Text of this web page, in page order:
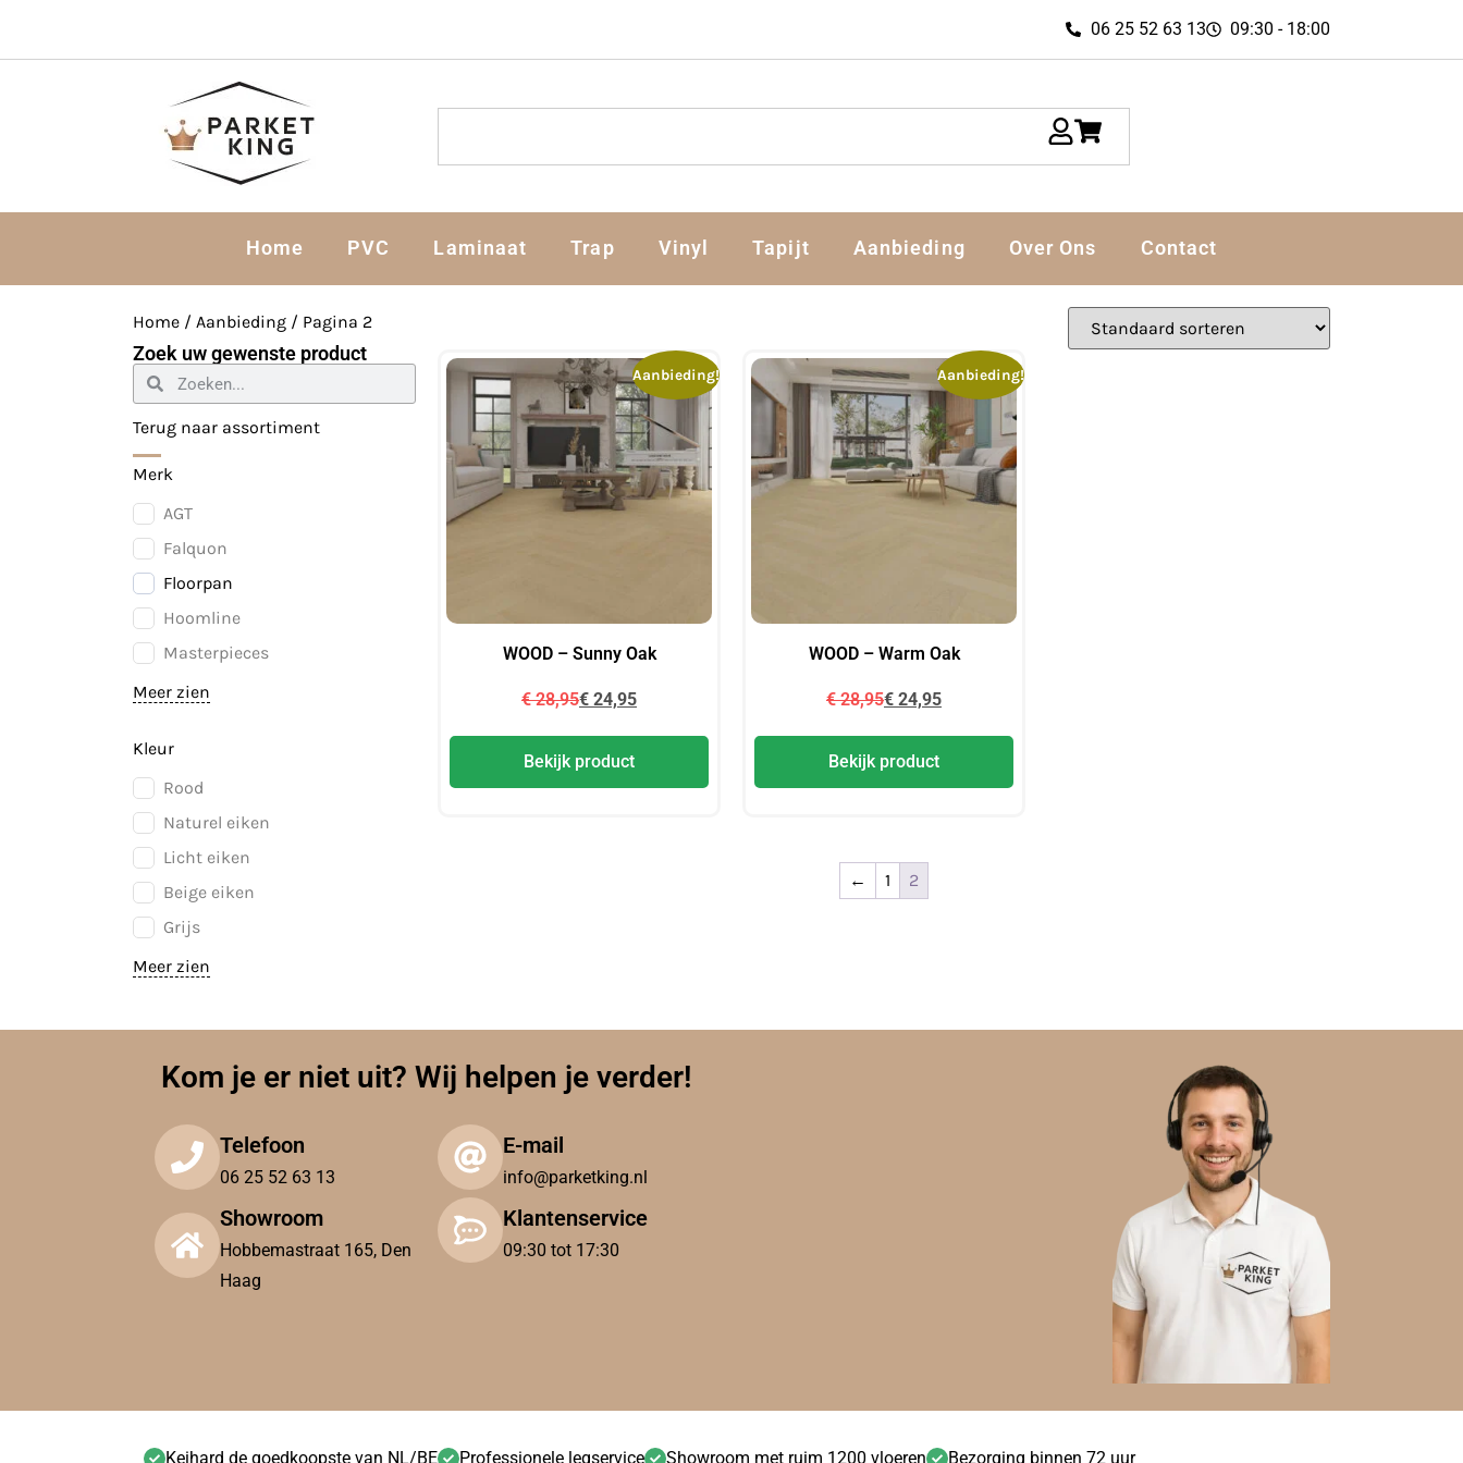
06 25 52 63 13 09:30 - 18:00
Home PVC Laminaat Trap Vinyl Tapijt Aanbieding Over Ons Contact
Home / Aanbieding / Pagina 2
Zoek uw gewenste product
Terug naar assortiment
Merk
AGT
Falquon
Floorpan
Hoomline
Masterpieces
Meer zien
Kleur
Rood
Naturel eiken
Licht eiken
Beige eiken
Grijs
Meer zien
Aanbieding!
WOOD – Sunny Oak
€28,95€ 24,95
Bekijk product
Aanbieding!
WOOD – Warm Oak
€28,95€ 24,95
Bekijk product
← 1 2
Kom je er niet uit? Wij helpen je verder!
Telefoon
06 25 52 63 13
E-mail
info@parketking.nl
Showroom
Hobbemastraat 165, Den
Haag
Klantenservice
09:30 tot 17:30
Keihard de goedkoopste van NL/BE Professionele legservice Showroom met ruim 1200 vloeren Bezorging binnen 72 uur